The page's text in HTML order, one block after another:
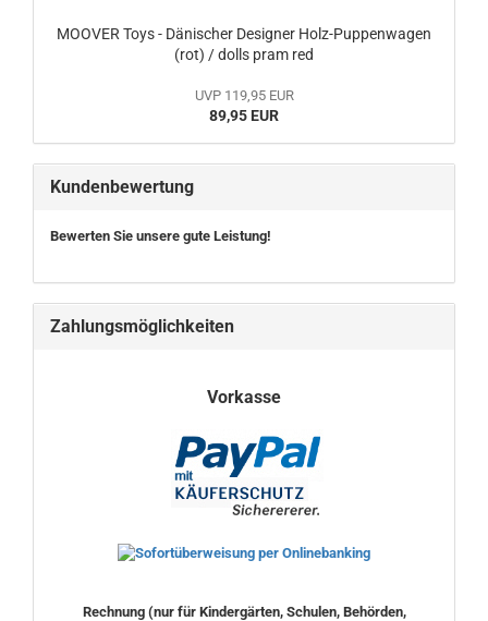
MOOVER Toys - Dänischer Designer Holz-Puppenwagen
(rot) / dolls pram red
UVP 119,95 EUR
89,95 EUR
Kundenbewertung
Bewerten Sie unsere gute Leistung!
Zahlungsmöglichkeiten
Vorkasse
Rechnung (nur für Kindergärten, Schulen, Behörden,